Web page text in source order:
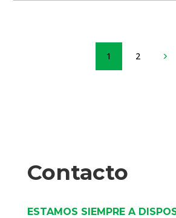
1 2
Contacto
ESTAMOS SIEMPRE A